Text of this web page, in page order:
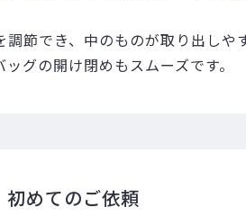
節でき、中のものが取り出しや
グの開け閉めもスムーズです。
初めてのご依頼